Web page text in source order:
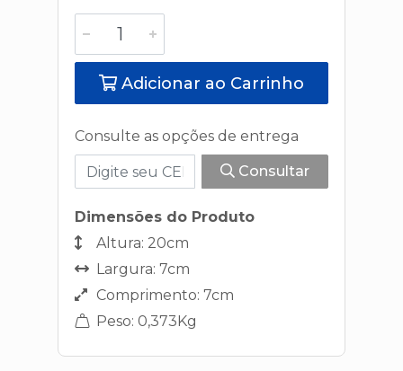
Adicionar ao Carrinho
Consulte as opções de entrega
Consultar
Dimensões do Produto
Altura: 20cm
Largura: 7cm
Comprimento: 7cm
Peso: 0,373Kg